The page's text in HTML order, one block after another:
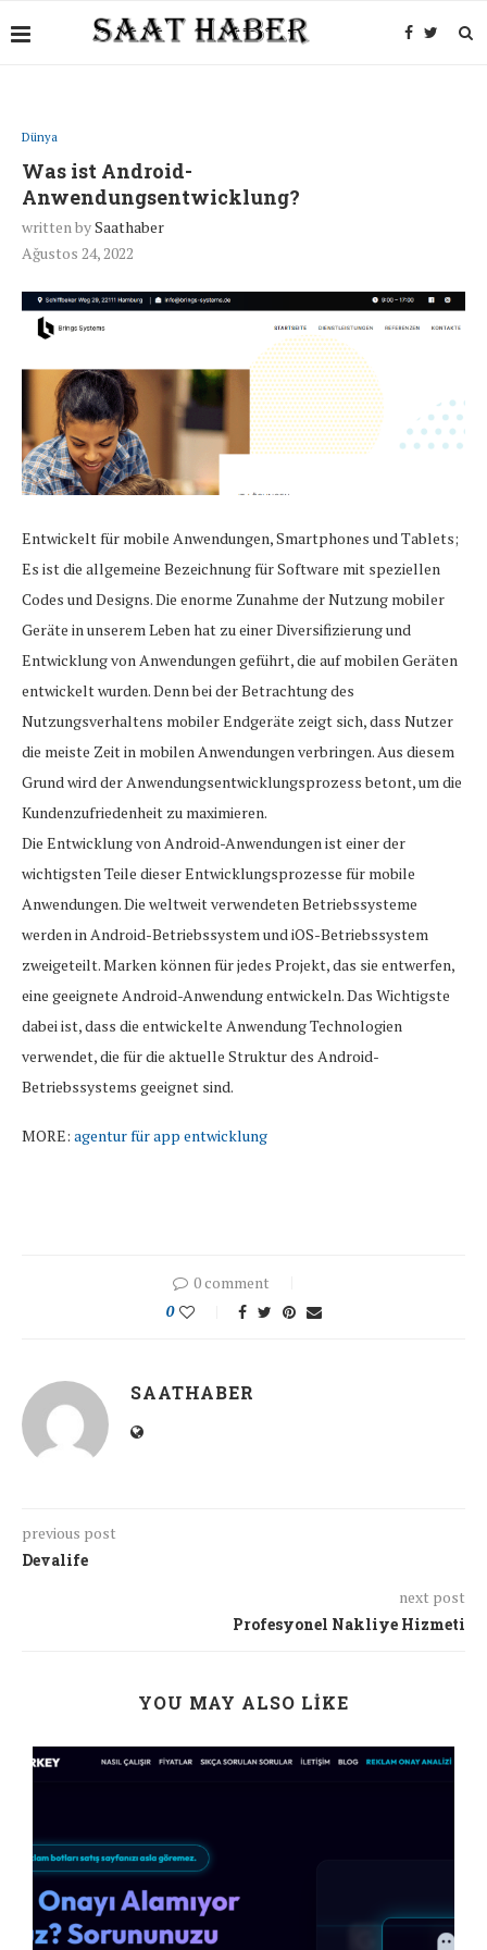
Dünya
Was ist Android-
Anwendungsentwicklung?
written bySaathaber
Ağustos 24, 2022
Entwickelt für mobile Anwendungen, Smartphones und Tablets;
Es ist die allgemeine Bezeichnung für Software mit speziellen
Codes und Designs. Die enorme Zunahme der Nutzung mobiler
Geräte in unserem Leben hat zu einer Diversifizierung und
Entwicklung von Anwendungen geführt, die auf mobilen Geräten
entwickelt wurden. Denn bei der Betrachtung des
Nutzungsverhaltens mobiler Endgeräte zeigt sich, dass Nutzer
die meiste Zeit in mobilen Anwendungen verbringen. Aus diesem
Grund wird der Anwendungsentwicklungsprozess betont, um die
Kundenzufriedenheit zu maximieren.
Die Entwicklung von Android-Anwendungen ist einer der
wichtigsten Teile dieser Entwicklungsprozesse für mobile
Anwendungen. Die weltweit verwendeten Betriebssysteme
werden in Android-Betriebssystem und iOS-Betriebssystem
zweigeteilt. Marken können für jedes Projekt, das sie entwerfen,
eine geeignete Android-Anwendung entwickeln. Das Wichtigste
dabei ist, dass die entwickelte Anwendung Technologien
verwendet, die für die aktuelle Struktur des Android-
Betriebssystems geeignet sind.
MORE: agentur für app entwicklung
0 comment
0
SAATHABER
previous post
Devalife
next post
Profesyonel Nakliye Hizmeti
YOU MAY ALSO LIKE